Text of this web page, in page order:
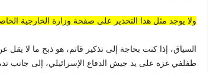
ولا يوجد مثل هذا التحذير على صفحة وزارة الخارجية
السياق، إذا كنت بحاجة إلى تذكير قاتم، هو ذبح ما لا يقل عن 75000 فلسطيني، بما في ذلك
طفلفي غزة على يد جيش الدفاع الإسرائيلي، إلى جانب